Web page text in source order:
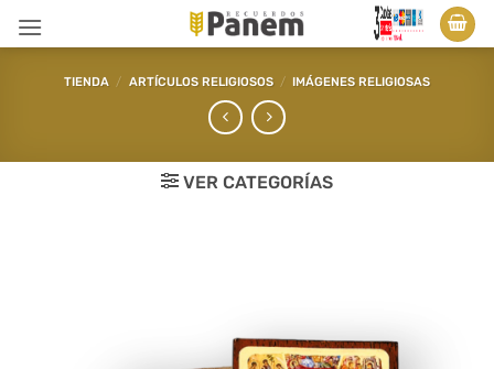
TIENDA / ARTÍCULOS RELIGIOSOS / IMÁGENES RELIGIOSAS
VER CATEGORÍAS